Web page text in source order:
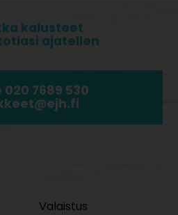
kalusteet
ajatellen
7689 530
Valaistus